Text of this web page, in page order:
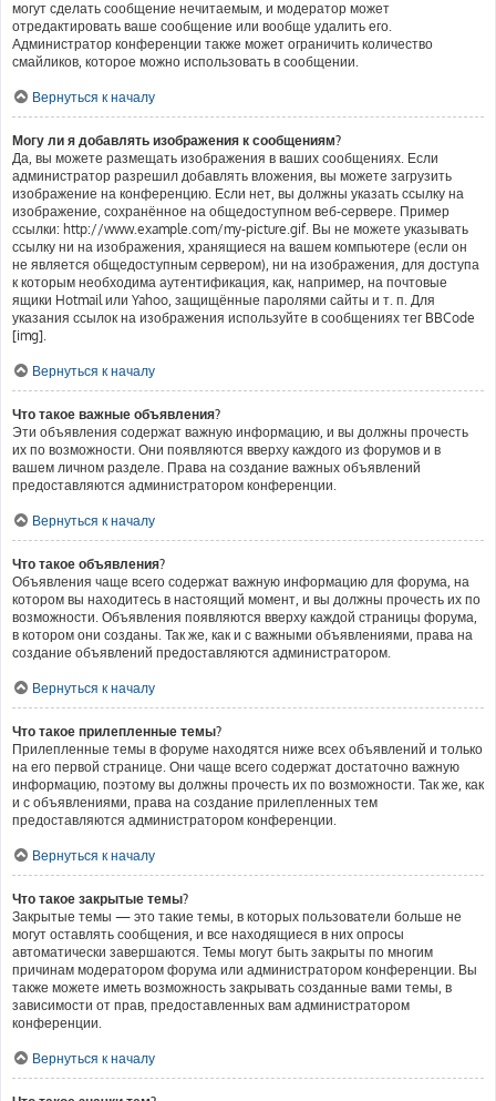
могут сделать сообщение нечитаемым, и модератор может
отредактировать ваше сообщение или вообще удалить его.
Администратор конференции также может ограничить количество
смайликов, которое можно использовать в сообщении.
Вернуться к началу
Могу ли я добавлять изображения к сообщениям?
Да, вы можете размещать изображения в ваших сообщениях. Если
администратор разрешил добавлять вложения, вы можете загрузить
изображение на конференцию. Если нет, вы должны указать ссылку на
изображение, сохранённое на общедоступном веб-сервере. Пример
ссылки: http://www.example.com/my-picture.gif. Вы не можете указывать
ссылку ни на изображения, хранящиеся на вашем компьютере (если он
не является общедоступным сервером), ни на изображения, для доступа
к которым необходима аутентификация, как, например, на почтовые
ящики Hotmail или Yahoo, защищённые паролями сайты и т. п. Для
указания ссылок на изображения используйте в сообщениях тег BBCode
[img].
Вернуться к началу
Что такое важные объявления?
Эти объявления содержат важную информацию, и вы должны прочесть
их по возможности. Они появляются вверху каждого из форумов и в
вашем личном разделе. Права на создание важных объявлений
предоставляются администратором конференции.
Вернуться к началу
Что такое объявления?
Объявления чаще всего содержат важную информацию для форума, на
котором вы находитесь в настоящий момент, и вы должны прочесть их по
возможности. Объявления появляются вверху каждой страницы форума,
в котором они созданы. Так же, как и с важными объявлениями, права на
создание объявлений предоставляются администратором.
Вернуться к началу
Что такое прилепленные темы?
Прилепленные темы в форуме находятся ниже всех объявлений и только
на его первой странице. Они чаще всего содержат достаточно важную
информацию, поэтому вы должны прочесть их по возможности. Так же, как
и с объявлениями, права на создание прилепленных тем
предоставляются администратором конференции.
Вернуться к началу
Что такое закрытые темы?
Закрытые темы — это такие темы, в которых пользователи больше не
могут оставлять сообщения, и все находящиеся в них опросы
автоматически завершаются. Темы могут быть закрыты по многим
причинам модератором форума или администратором конференции. Вы
также можете иметь возможность закрывать созданные вами темы, в
зависимости от прав, предоставленных вам администратором
конференции.
Вернуться к началу